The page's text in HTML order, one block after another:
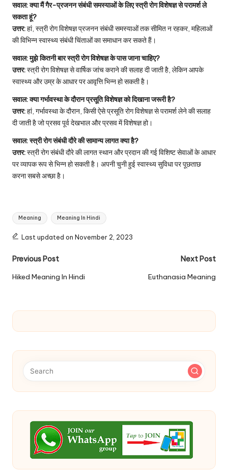
सवाल:क्या मैं गैर-प्रजनन संबंधी समस्याओं के लिए स्त्री रोग विशेषज्ञ से परामर्श ले
सकता हूं?
उत्तर:हां, स्त्री रोग विशेषज्ञ प्रजनन संबंधी समस्याओं तक सीमित न रहकर, महिलाओं
की विभिन्न स्वास्थ्य संबंधी चिंताओं का समाधान कर सकते हैं।
सवाल:मुझे कितनी बार स्त्री रोग विशेषज्ञ के पास जाना चाहिए?
उत्तर:स्त्री रोग विशेषज्ञ से वार्षिक जांच कराने की सलाह दी जाती है, लेकिन आपके
स्वास्थ्य और उम्र के आधार पर आवृत्ति भिन्न हो सकती है।
सवाल:क्या गर्भावस्था के दौरान प्रसूति विशेषज्ञ को दिखाना जरूरी है?
उत्तर:हां, गर्भावस्था के दौरान, किसी ऐसे प्रसूति रोग विशेषज्ञ से परामर्श लेने की सलाह
दी जाती है जो प्रसव पूर्व देखभाल और प्रसव में विशेषज्ञ हो।
सवाल:स्त्री रोग संबंधी दौरे की सामान्य लागत क्या है?
उत्तर:स्त्री रोग संबंधी दौरे की लागत स्थान और प्रदान की गई विशिष्ट सेवाओं के आधार
पर व्यापक रूप से भिन्न हो सकती है। अपनी चुनी हुई स्वास्थ्य सुविधा पर पूछताछ
करना सबसे अच्छा है।
Tags:
Meaning Meaning In Hindi
Last updated on November 2, 2023
Post
navigation
Previous Post
Hiked Meaning In Hindi
Next Post
Euthanasia Meaning